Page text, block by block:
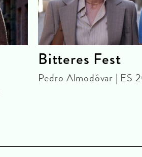
Bitteres Fest
Pedro Almodóvar | ES